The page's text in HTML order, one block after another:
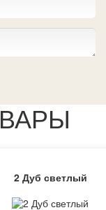
2 Дуб светлый